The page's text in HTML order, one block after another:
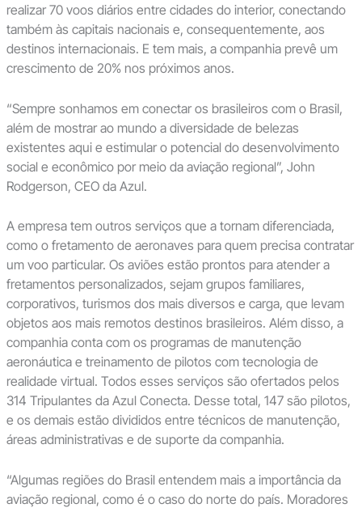
realizar 70 voos diários entre cidades do interior, conectando
também às capitais nacionais e, consequentemente, aos
destinos internacionais. E tem mais, a companhia prevê um
crescimento de 20% nos próximos anos.
“Sempre sonhamos em conectar os brasileiros com o Brasil,
além de mostrar ao mundo a diversidade de belezas
existentes aqui e estimular o potencial do desenvolvimento
social e econômico por meio da aviação regional”, John
Rodgerson, CEO da Azul.
A empresa tem outros serviços que a tornam diferenciada,
como o fretamento de aeronaves para quem precisa contratar
um voo particular. Os aviões estão prontos para atender a
fretamentos personalizados, sejam grupos familiares,
corporativos, turismos dos mais diversos e carga, que levam
objetos aos mais remotos destinos brasileiros. Além disso, a
companhia conta com os programas de manutenção
aeronáutica e treinamento de pilotos com tecnologia de
realidade virtual. Todos esses serviços são ofertados pelos
314 Tripulantes da Azul Conecta. Desse total, 147 são pilotos,
e os demais estão divididos entre técnicos de manutenção,
áreas administrativas e de suporte da companhia.
“Algumas regiões do Brasil entendem mais a importância da
aviação regional, como é o caso do norte do país. Moradores